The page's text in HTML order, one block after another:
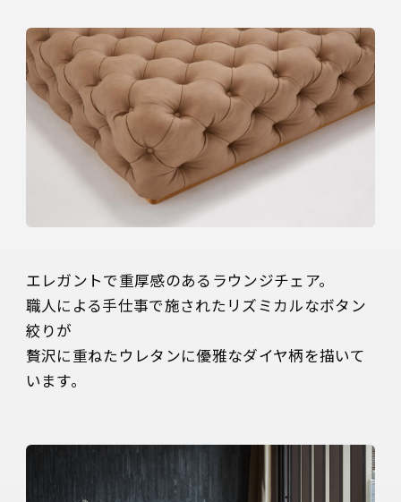
エレガントで重厚感のあるラウンジチェア。
職人による手仕事で施されたリズミカルなボタン
絞りが
贅沢に重ねたウレタンに優雅なダイヤ柄を描いて
います。